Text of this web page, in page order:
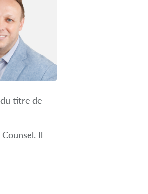
titre de
Il